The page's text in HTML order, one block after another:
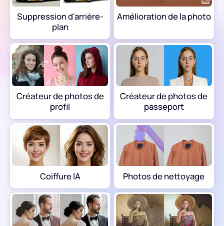
Coiffure IA
Photos de nettoyage
Restaurer une vieille photo
Coloriser une photo
Compresseur d'images gratuit
Outils de commerce électronique
Modèles de mode IA
Recoloration de vêtements
Outils PDF
Traducteur PDF
Découvrir tous les outils
Suppression d'arrière-
plan
Amélioration de la photo
Créateur de photos de
profil
Créateur de photos de
passeport
Coiffure IA Photos de nettoyage